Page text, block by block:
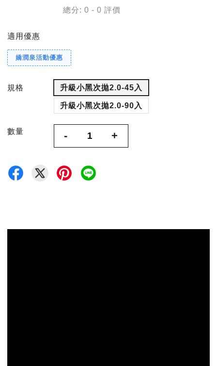
總分: 0 - 0 評價
適用優惠
嬌潤泉活動優惠
規格 升級小黑次拋2.0-45入
升級小黑次拋2.0-90入
數量 - +